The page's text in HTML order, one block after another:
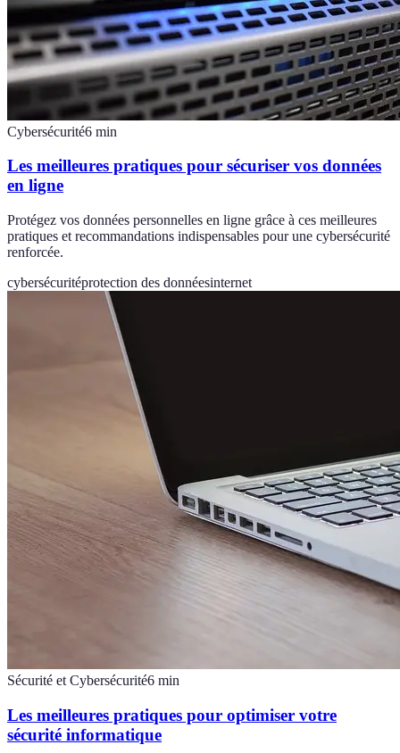
Cybersécurité6 min
Les meilleures pratiques pour sécuriser vos données
en ligne
Protégez vos données personnelles en ligne grâce à ces meilleures
pratiques et recommandations indispensables pour une cybersécurité
renforcée.
cybersécuritéprotection des donnéesinternet
Sécurité et Cybersécurité6 min
Les meilleures pratiques pour optimiser votre
sécurité informatique